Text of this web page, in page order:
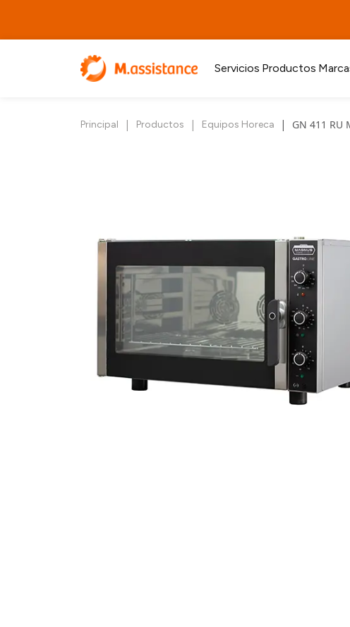
Servicios Productos
Principal | Productos | Equipos Horeca | GN 411 RU